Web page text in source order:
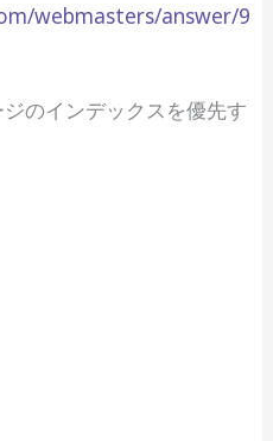
webmasters/answer/9
のインデックスを優先す